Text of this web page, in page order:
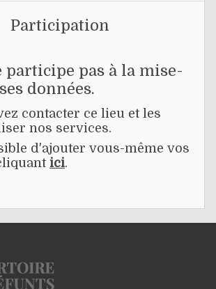
Participation
participe pas à la mise-
données.
contacter ce lieu et les
nos services.
d'ajouter vous-même vos
ici.